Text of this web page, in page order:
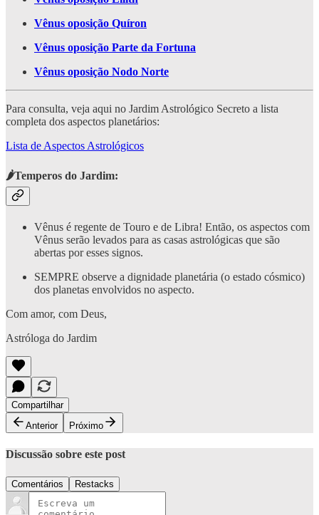
Vênus oposição Quíron
Vênus oposição Parte da Fortuna
Vênus oposição Nodo Norte
Para consulta, veja aqui no Jardim Astrológico Secreto a lista
completa dos aspectos planetários:
Lista de Aspectos Astrológicos
🌶️Temperos do Jardim:
Vênus é regente de Touro e de Libra! Então, os aspectos com
Vênus serão levados para as casas astrológicas que são
abertas por esses signos.
SEMPRE observe a dignidade planetária (o estado cósmico)
dos planetas envolvidos no aspecto.
Com amor, com Deus,
Astróloga do Jardim
Compartilhar
Anterior
Próximo
Discussão sobre este post
Comentários Restacks